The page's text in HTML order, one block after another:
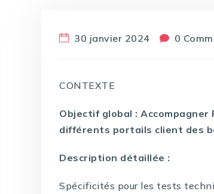
30 janvier 2024 0
CONTEXTE
Objectif global :
différents portails client des
Description détaillée :
Spécificités pour les tests